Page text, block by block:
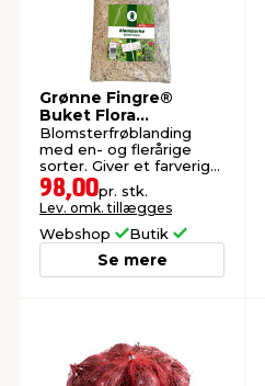
Grønne Fingre®
Buket Flora
blomsterfrø 800 g
Blomsterfrøblanding
med en- og flerårige
sorter. Giver et farverigt
blomsterflor i haven.
98,00pr. stk.
Lev. omk. tillægges
Webshop Butik
Se mere